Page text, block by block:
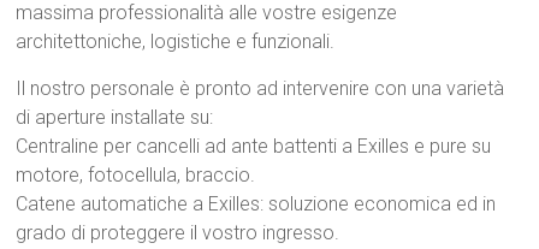
massima professionalità alle vostre esigenze
architettoniche, logistiche e funzionali.
Il nostro personale è pronto ad intervenire con una varietà
di aperture installate su:
Centraline per cancelli ad ante battenti a Exilles e pure su
motore, fotocellula, braccio.
Catene automatiche a Exilles: soluzione economica ed in
grado di proteggere il vostro ingresso.